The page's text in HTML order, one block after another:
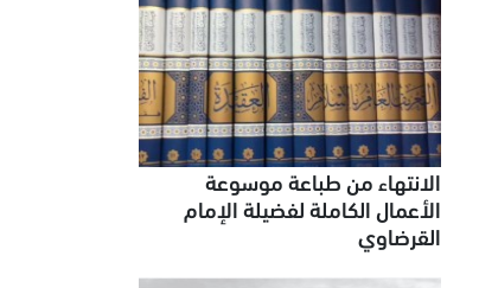
الانتهاء من طباعة موسوعة
الأعمال الكاملة لفضيلة الإمام
القرضاوي